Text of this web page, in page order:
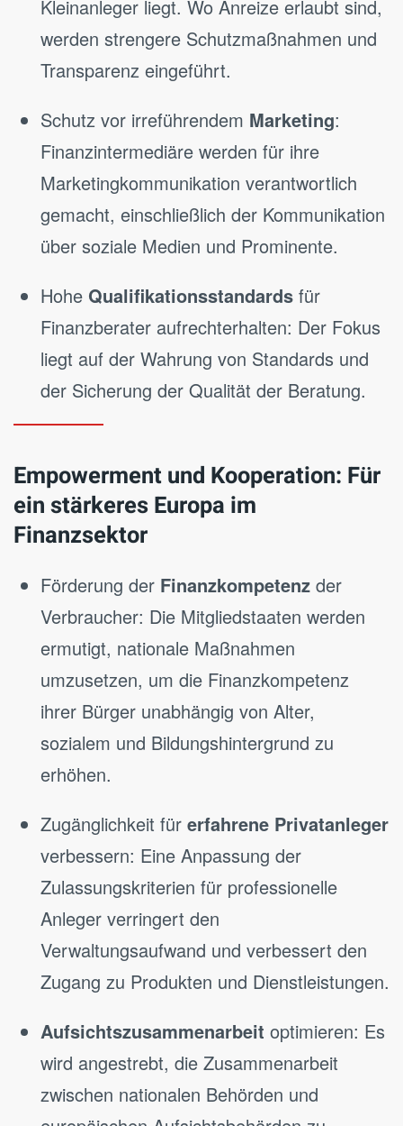
Kleinanleger liegt. Wo Anreize erlaubt sind,
werden strengere Schutzmaßnahmen und
Transparenz eingeführt.
Schutz vor irreführendem Marketing:
Finanzintermediäre werden für ihre
Marketingkommunikation verantwortlich
gemacht, einschließlich der Kommunikation
über soziale Medien und Prominente.
Hohe Qualifikationsstandards für
Finanzberater aufrechterhalten: Der Fokus
liegt auf der Wahrung von Standards und
der Sicherung der Qualität der Beratung.
Empowerment und Kooperation: Für
ein stärkeres Europa im
Finanzsektor
Förderung der Finanzkompetenz der
Verbraucher: Die Mitgliedstaaten werden
ermutigt, nationale Maßnahmen
umzusetzen, um die Finanzkompetenz
ihrer Bürger unabhängig von Alter,
sozialem und Bildungshintergrund zu
erhöhen.
Zugänglichkeit für erfahrene Privatanleger
verbessern: Eine Anpassung der
Zulassungskriterien für professionelle
Anleger verringert den
Verwaltungsaufwand und verbessert den
Zugang zu Produkten und Dienstleistungen.
Aufsichtszusammenarbeit optimieren: Es
wird angestrebt, die Zusammenarbeit
zwischen nationalen Behörden und